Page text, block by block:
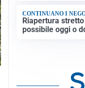
CONTINUANO I
Riapertura
possibile oggi o